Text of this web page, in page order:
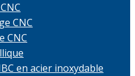
CNC
CNC
en acier inoxydable